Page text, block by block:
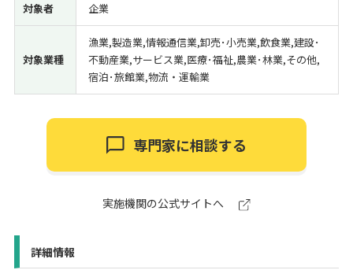
検索
対象者 企業
対象業種
漁業,製造業,情報通信業,卸売･小売業,飲食業,建設･
不動産業,サービス業,医療･福祉,農業･林業,その他,
宿泊･旅館業,物流・運輸業
専門家に相談する
実施機関の公式サイトへ
詳細情報